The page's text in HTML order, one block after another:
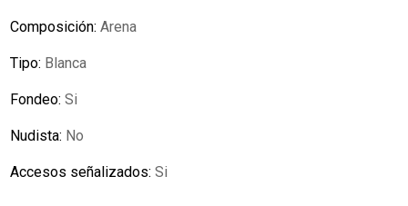
Composición:Arena
Tipo: Blanca
Fondeo:Si
Nudista: No
Accesos señalizados:Si